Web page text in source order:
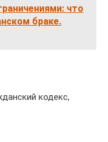
что
браке.
кодекс,